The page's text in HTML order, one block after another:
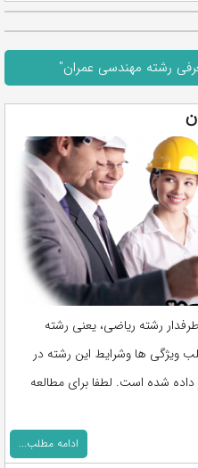
رشته مهندسی عمران"
رشته ریاضی، یعنی رشته
ویژگی ها وشرایط این رشته در
داده شده است. لطفا برای مطالعه
ادامه مطلب...